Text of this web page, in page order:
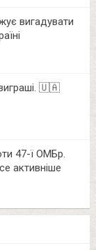
вигадувати
🇺🇦
47-ї ОМБр.
активніше